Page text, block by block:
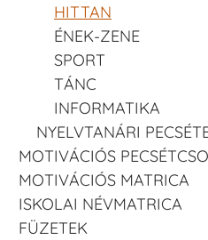
HITTAN
ÉNEK-ZENE
SPORT
TÁNC
INFORMATIKA
NYELVTANÁRI
MOTIVÁCIÓS
MOTIVÁCIÓS MATRICA
ISKOLAI NÉVMATRICA
FÜZETEK